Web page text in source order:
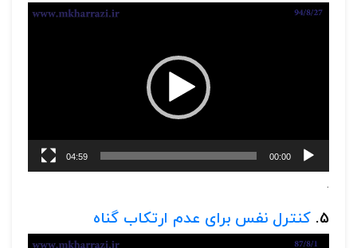
نمایشگر
00:00
04:59
.
5. کنترل نفس برای عدم ارتکاب گناه
نمایشگر